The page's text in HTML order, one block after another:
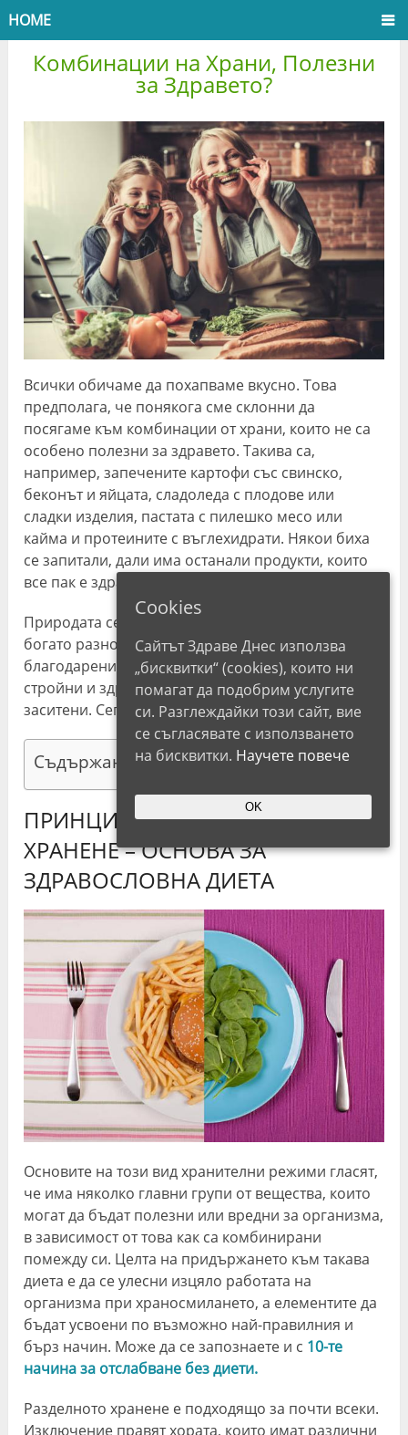
HOME
Комбинации на Храни, Полезни
за Здравето?
Всички обичаме да похапваме вкусно. Това
предполага, че понякога сме склонни да
посягаме към комбинации от храни, които не са
особено полезни за здравето. Такива са,
например, запечените картофи със свинско,
беконът и яйцата, сладоледа с плодове или
сладки изделия, пастата с пилешко месо или
кайма и протеините с въглехидрати. Някои биха
се запитали, дали има останали продукти, които
все пак е здравословно да се консумират.
Природата се е погрижила да ни подсигури с
богато разнообразие от различни благинки,
благодарение на които можем да бъдем хем
стройни и здрави, хем добре и питателно
заситени. Сега ще научим повече за тях.
Съдържание
ПРИНЦИПИТЕ НА РАЗДЕЛНОТО
ХРАНЕНЕ – ОСНОВА ЗА
ЗДРАВОСЛОВНА ДИЕТА
Основите на този вид хранителни режими гласят,
че има няколко главни групи от вещества, които
могат да бъдат полезни или вредни за организма,
в зависимост от това как са комбинирани
помежду си. Целта на придържането към такава
диета е да се улесни изцяло работата на
организма при храносмилането, а елементите да
бъдат усвоени по възможно най-правилния и
бърз начин. Може да се запознаете и с 10-те
начина за отслабване без диети.
Разделното хранене е подходящо за почти всеки.
Изключение правят хората, които имат различни
Cookies
Сайтът Здраве Днес използва
„бисквитки“ (cookies), които ни
помагат да подобрим услугите
си. Разглеждайки този сайт, вие
се съгласявате с използването
на бисквитки. Научете повече
OK